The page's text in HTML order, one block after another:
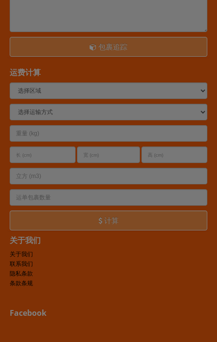
包裹追踪
运费计算
计算
关于我们
关于我们
联系我们
隐私条款
条款条规
Facebook